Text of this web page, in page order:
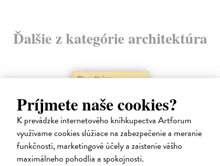
Príjmete naše cookies?
K prevádzke internetového kníhkupectva Artforum
využívame cookies slúžiace na zabezpečenie a meranie
funkčnosti, marketingové účely a zaistenie vášho
maximálneho pohodlia a spokojnosti.
Ďalšie z kategórie architektúra